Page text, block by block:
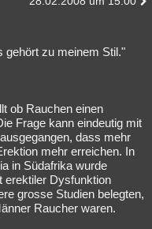
gehört zu meinem Stil."
ob Rauchen einen
Frage kann eindeutig mit
dass mehr
mehr erreichen. In
in Südafrika wurde
erektiler Dysfunktion
grosse Studien belegten,
Raucher waren.